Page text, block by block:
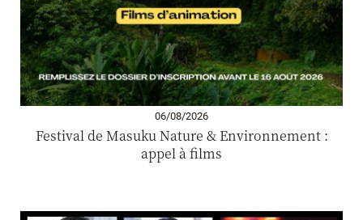
06/08/2026
Festival de Masuku Nature & Environnement :
appel à films